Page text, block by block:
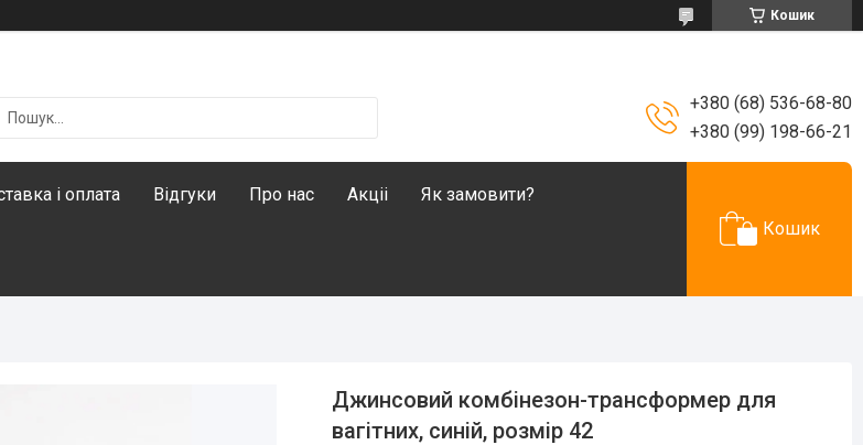
Кошик
+380 (68) 536-68-80
+380 (99) 198-66-21
і оплата Відгуки Про нас Акціі Як замовити?
Кошик
Джинсовий комбінезон-трансформер для
вагітних, синій, розмір 42